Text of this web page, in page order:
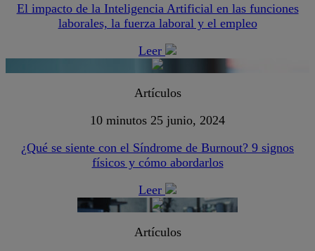
El impacto de la Inteligencia Artificial en las funciones
laborales, la fuerza laboral y el empleo
Leer
Artículos
10 minutos 25 junio, 2024
¿Qué se siente con el Síndrome de Burnout? 9 signos
físicos y cómo abordarlos
Leer
Artículos